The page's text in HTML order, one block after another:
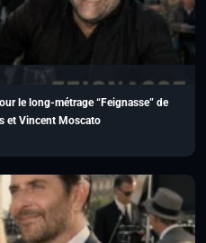
le long-métrage “Feignasse” de
et Vincent Moscato